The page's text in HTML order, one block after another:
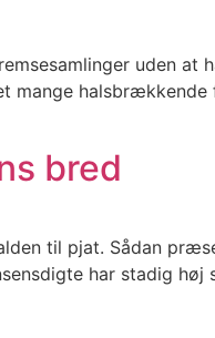
uden at
mange
bred
til pjat. Sådan
har stadig